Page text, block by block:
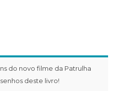
do novo filme da Patrulha
deste livro!